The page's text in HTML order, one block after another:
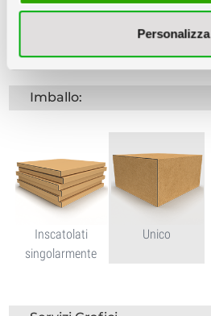
Personalizza
Stampata in
Imballo:
Inscatolati
singolarmente
Unico